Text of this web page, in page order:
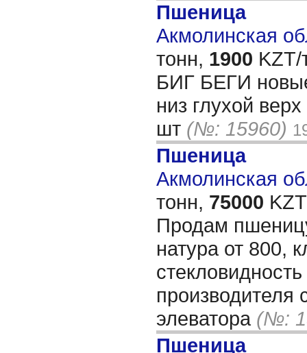
Пшеница
Акмолинская
тонн, 1900 KZT/
БИГ БЕГИ
низ глухой
шт (№: 15960)
Пшеница
Акмолинская
тонн, 75000
Продам
натура от 800,
элеватора (№:
Пшеница